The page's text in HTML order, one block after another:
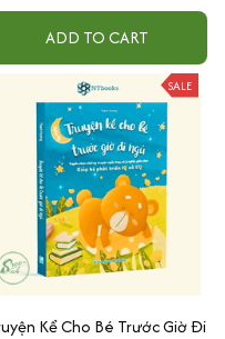
ADD TO CART
SALE
Kể Cho Bé Trước Giờ Đi